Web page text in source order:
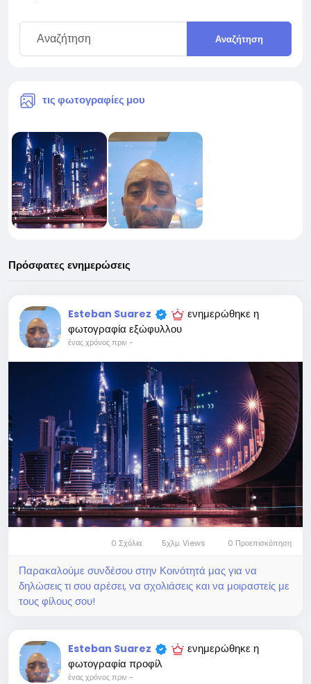
Αναζήτηση
τις φωτογραφίες μου
Πρόσφατες ενημερώσεις
Esteban Suarez
ενημερώθηκε η
φωτογραφία εξώφυλλου
ένας χρόνος πριν -
0 Σχόλια 5χλμ. Views 0 Προεπισκόπηση
Παρακαλούμε συνδέσου στην Κοινότητά μας για να
δηλώσεις τι σου αρέσει, να σχολιάσεις και να μοιραστείς με
τους φίλους σου!
Esteban Suarez
ενημερώθηκε η
φωτογραφία προφίλ
ένας χρόνος πριν -